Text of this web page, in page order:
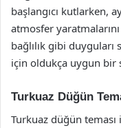
başlangıcı kutlarken,
atmosfer
bağlılık gibi
için oldukça uygun bir
Turkuaz Düğün
Turkuaz düğün